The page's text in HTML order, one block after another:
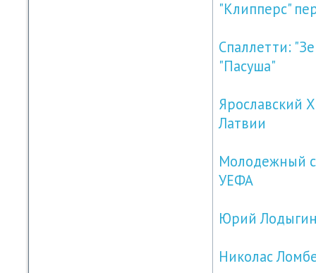
"Клипперс"
Спаллетти:
"Пасуша"
Ярославский
Латвии
Молодежный
УЕФА
Юрий
Николас